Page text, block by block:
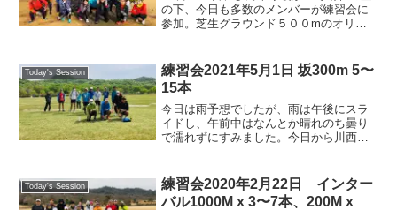
の下、今日も多数のメンバーが練習会に
参加。芝生グラウンド５００mのオリジ
を各自のペースでこなす人、ジョグで調
整の人とそれぞれ元気に楽しく走りまし
た。最後は体育館前でストレッチ。滋賀
県の希望ヶ丘文化公園を拠点に毎週練習
会開催。老若男女、初心者からベテラン
まで。年会費は無料・誰でも気軽に参加
イスが受けられます。今日も楽しくラン
ニング！がモットー。
Today's Session
練習会2021年5月1日 坂300m 5〜
15本
今日は雨予想でしたが、雨は午後にスラ
イドし、午前中はなんとか晴れのち曇り
で濡れずにすみました。今日から川西さ
とで、僕は最後尾で何とか10本走れまし
た。今日も...
Today's Session
練習会2020年2月22日 インター
バル1000M x 3〜7本、200M x